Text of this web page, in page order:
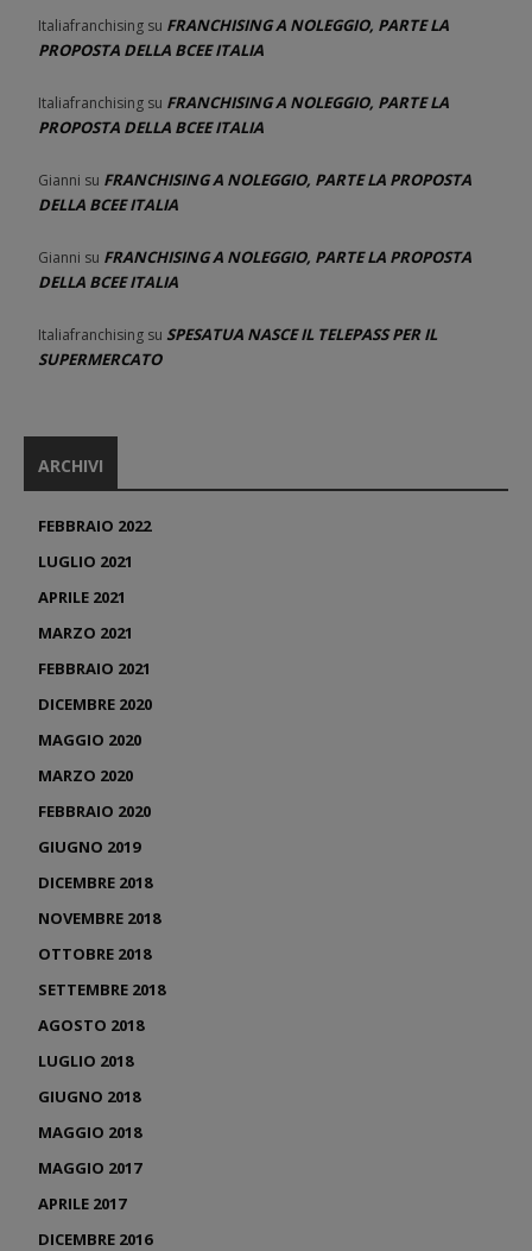
Italiafranchising su FRANCHISING A NOLEGGIO, PARTE LA
PROPOSTA DELLA BCEE ITALIA
Italiafranchising su FRANCHISING A NOLEGGIO, PARTE LA
PROPOSTA DELLA BCEE ITALIA
Gianni su FRANCHISING A NOLEGGIO, PARTE LA PROPOSTA
DELLA BCEE ITALIA
Gianni su FRANCHISING A NOLEGGIO, PARTE LA PROPOSTA
DELLA BCEE ITALIA
Italiafranchising su SPESATUA NASCE IL TELEPASS PER IL
SUPERMERCATO
ARCHIVI
FEBBRAIO 2022
LUGLIO 2021
APRILE 2021
MARZO 2021
FEBBRAIO 2021
DICEMBRE 2020
MAGGIO 2020
MARZO 2020
FEBBRAIO 2020
GIUGNO 2019
DICEMBRE 2018
NOVEMBRE 2018
OTTOBRE 2018
SETTEMBRE 2018
AGOSTO 2018
LUGLIO 2018
GIUGNO 2018
MAGGIO 2018
MAGGIO 2017
APRILE 2017
DICEMBRE 2016